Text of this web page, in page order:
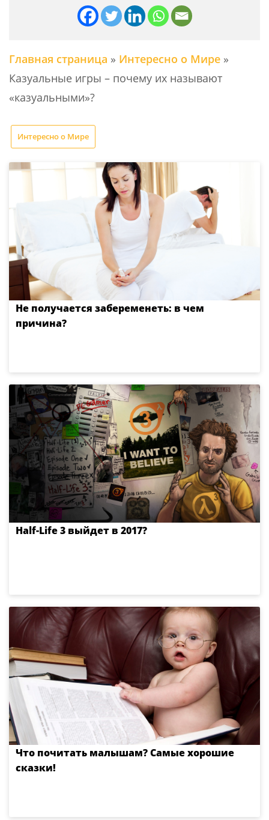
Главная страница » Интересно о Мире »
Казуальные игры – почему их называют
«казуальными»?
Интересно о Мире
Не получается забеременеть: в чем
причина?
Half-Life 3 выйдет в 2017?
Что почитать малышам? Самые хорошие
сказки!